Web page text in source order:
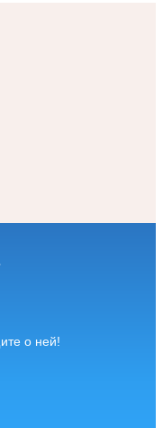
о ней!